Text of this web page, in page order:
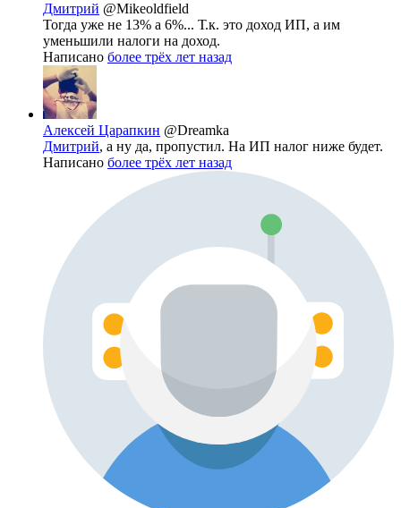
Дмитрий @Mikeoldfield
Тогда уже не 13% а 6%... Т.к. это доход ИП, а им
уменьшили налоги на доход.
Написано более трёх лет назад
Алексей Царапкин @Dreamka
Дмитрий, а ну да, пропустил. На ИП налог ниже будет.
Написано более трёх лет назад